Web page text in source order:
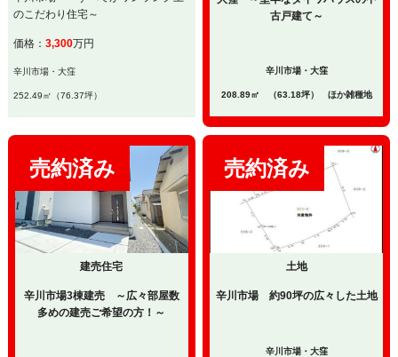
のこだわり住宅～
価格： 3,300万円
辛川市場・大窪
252.49㎡（76.37坪）
古戸建て～
辛川市場・大窪
208.89㎡ （63.18坪） ほか雑種地
建売住宅
辛川市場3棟建売 ～広々部屋数
多めの建売ご希望の方！～
土地
辛川市場 約90坪の広々した土地
辛川市場・大窪